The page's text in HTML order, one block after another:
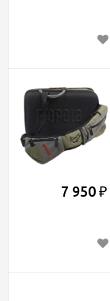
7 950 ₽